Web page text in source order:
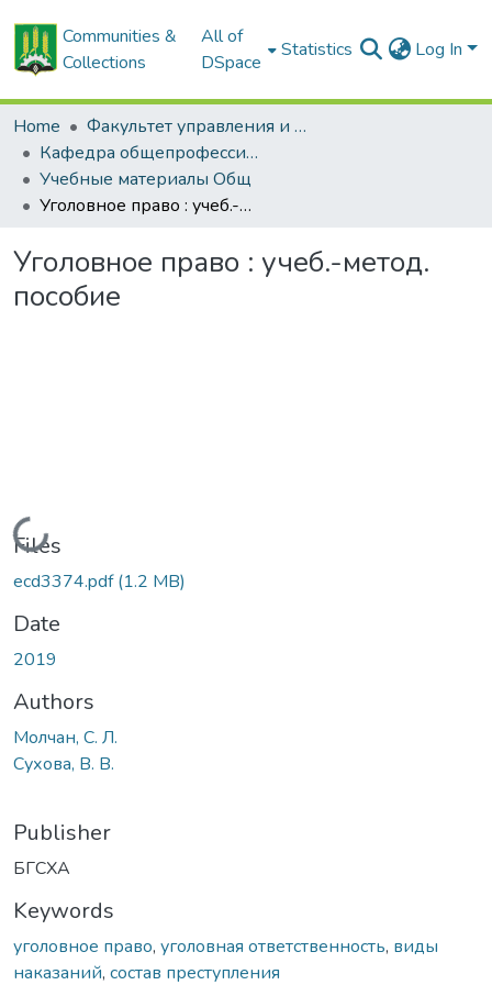
Communities &
Collections
All of
DSpace
Statistics Log In
Home
Факультет управления и социальных коммуникаций
Кафедра общепрофессиональных и специальных юридических дисциплин
Учебные материалы Общ
Уголовное право : учеб.-метод. пособие
Уголовное право : учеб.-метод.
пособие
Loading...
Files
ecd3374.pdf(1.2 MB)
Date
2019
Authors
Молчан, С. Л.
Сухова, В. В.
Publisher
БГСХА
Keywords
уголовное право, уголовная ответственность, виды
наказаний, состав преступления